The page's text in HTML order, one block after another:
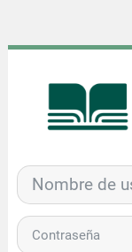
Nombre de usuario
Contraseña